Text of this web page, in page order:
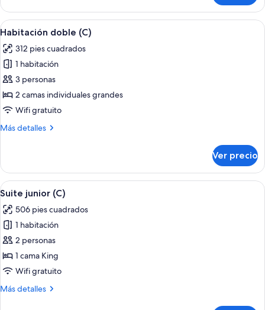
Deluxe,
habitaciones
Abrir
todas
las
fotos
de
Habitación
doble
Una habitación de hotel con cama,
4
Habitación doble (C)
312 pies cuadrados
1 habitación
3 personas
2 camas individuales grandes
Wifi gratuito
Más detalles
Más
doble
(C)
Ver precio
Abrir
todas
las
fotos
de
Suite
junior
Una habitación de hotel moderna
5
Suite junior (C)
506 pies cuadrados
1 habitación
2 personas
1 cama King
Wifi gratuito
Más detalles
Más